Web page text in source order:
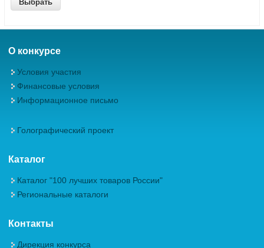
О конкурсе
Условия участия
Финансовые условия
Информационное письмо
Голографический проект
Каталог
Каталог "100 лучших товаров России"
Региональные каталоги
Контакты
Дирекция конкурса